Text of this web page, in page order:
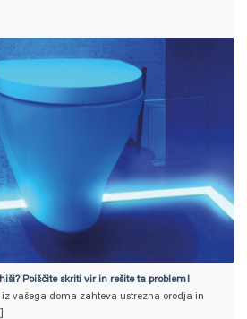
Poiščite skriti vir in rešite ta problem!
vašega doma zahteva ustrezna orodja in